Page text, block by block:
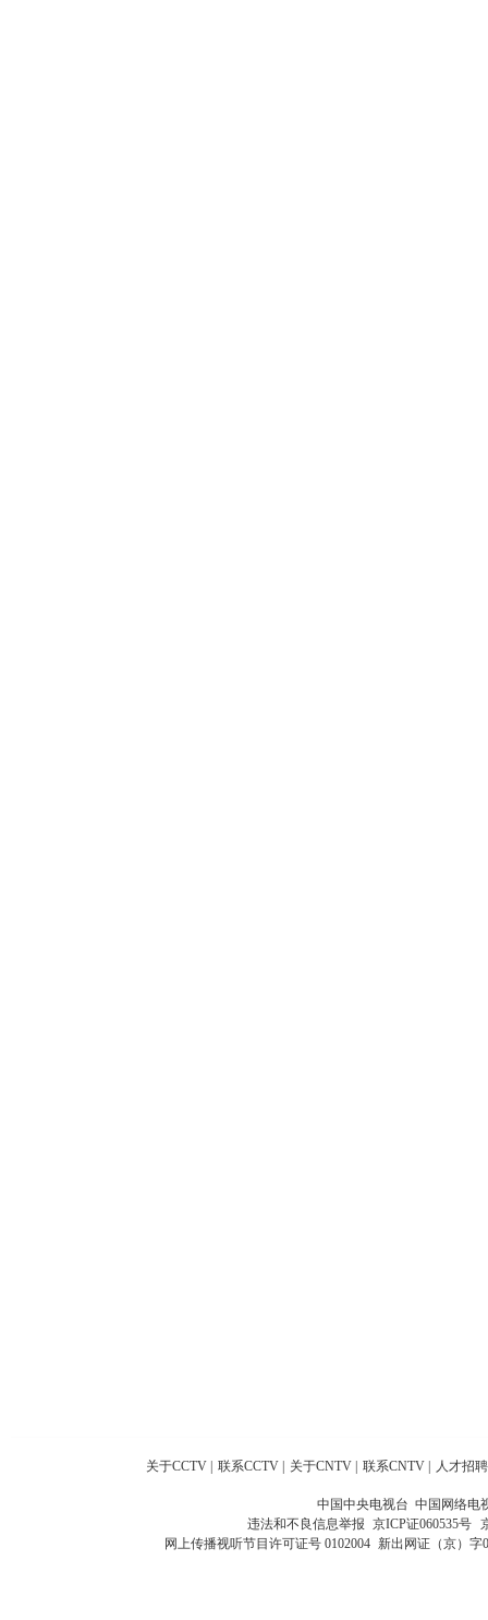
关于CCTV 联系CCTV 关于CNTV 联系CNTV 人才招聘
中国中央电视台 中国网络电
违法和不良信息举报 京ICP证060535号
网上传播视听节目许可证号 0102004 新出网证（京）